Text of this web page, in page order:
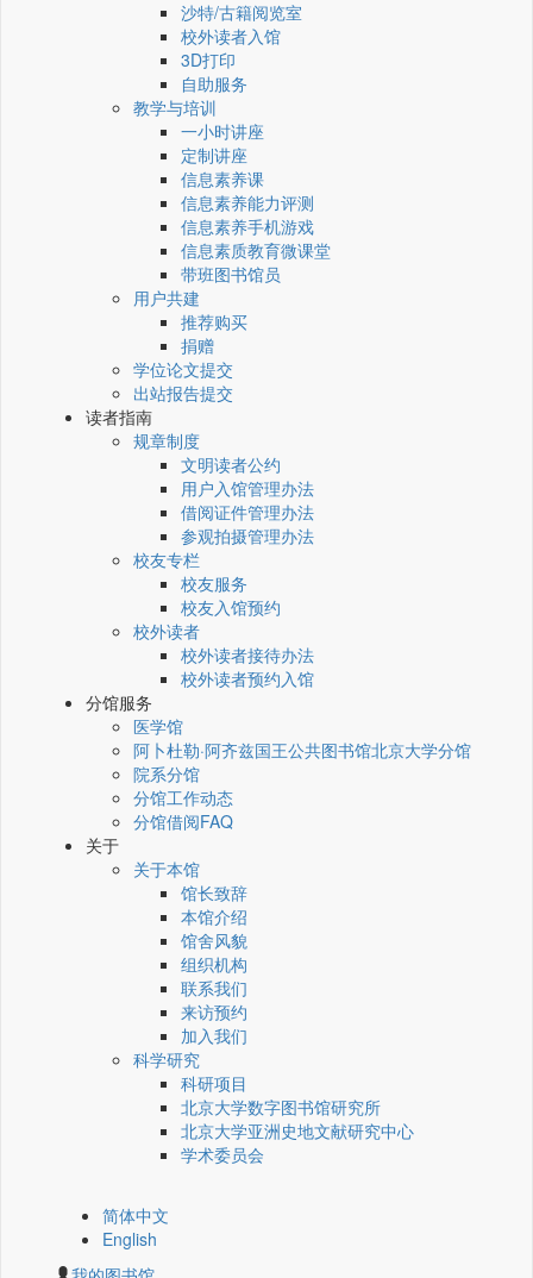
沙特/古籍阅览室
校外读者入馆
3D打印
自助服务
教学与培训
一小时讲座
定制讲座
信息素养课
信息素养能力评测
信息素养手机游戏
信息素质教育微课堂
带班图书馆员
用户共建
推荐购买
捐赠
学位论文提交
出站报告提交
读者指南
规章制度
文明读者公约
用户入馆管理办法
借阅证件管理办法
参观拍摄管理办法
校友专栏
校友服务
校友入馆预约
校外读者
校外读者接待办法
校外读者预约入馆
分馆服务
医学馆
阿卜杜勒·阿齐兹国王公共图书馆北京大学分馆
院系分馆
分馆工作动态
分馆借阅FAQ
关于
关于本馆
馆长致辞
本馆介绍
馆舍风貌
组织机构
联系我们
来访预约
加入我们
科学研究
科研项目
北京大学数字图书馆研究所
北京大学亚洲史地文献研究中心
学术委员会
简体中文
English